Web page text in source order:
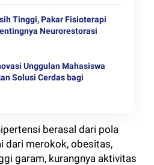
Tinggi, Pakar Fisioterapi
Neurorestorasi
Unggulan Mahasiswa
Solusi Cerdas bagi
berasal dari pola
dari merokok, obesitas,
garam, kurangnya aktivitas